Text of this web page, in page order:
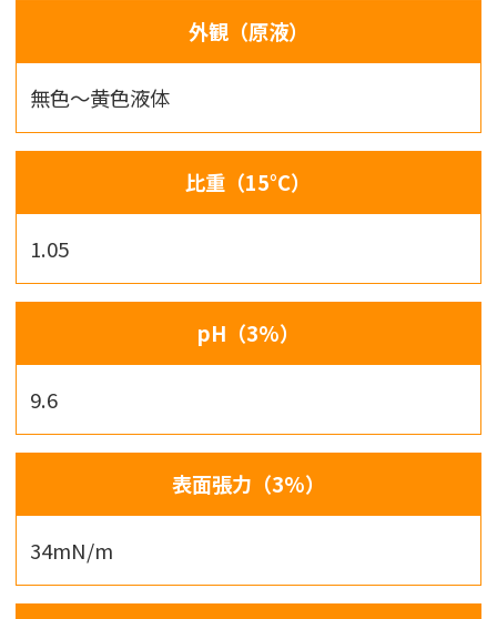
外観（原液）
無色〜黄色液体
比重（15°C）
1.05
pH（3%）
9.6
表面張力（3%）
34mN/m